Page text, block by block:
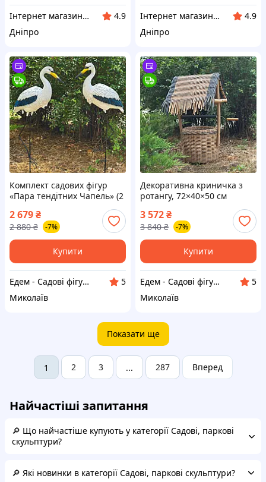
Інтернет магазин "Затишок без кордонів"
4.9
Дніпро
Інтернет магазин "Затишок без кордонів"
4.9
Дніпро
Комплект садових фігур
«Пара тендітних Чапель» (2
металевих лапах, висота 85
см
2 679₴
2 880 ₴ -7%
Купити
Едем - Садові фігури, Статуетки для саду і дому
5
Миколаїв
Декоративна криничка з
ротангу, 72×40×50 см
3 572₴
3 840 ₴ -7%
Купити
Едем - Садові фігури, Статуетки для саду і дому
5
Миколаїв
Показати ще
1 2 3 ... 287 Вперед
Найчастіші запитання
🔎 Що найчастіше купують у категорії Садові, паркові
скульптури?
🔎 Які новинки в категорії Садові, паркові скульптури?